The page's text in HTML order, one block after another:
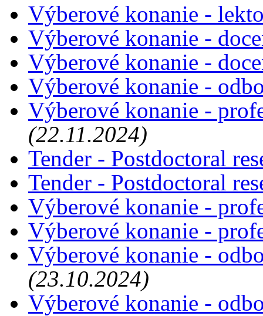
Výberové konanie -
Výberové konanie -
Výberové konanie -
Výberové konanie -
Výberové konanie -
(22.11.2024)
Tender - Postdoctoral
Tender - Postdoctoral
Výberové konanie -
Výberové konanie -
Výberové konanie -
(23.10.2024)
Výberové konanie -